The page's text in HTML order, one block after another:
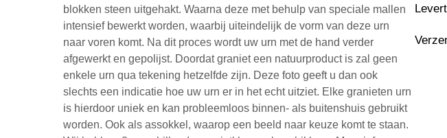
blokken steen uitgehakt. Waarna deze met behulp van speciale mallen
intensief bewerkt worden, waarbij uiteindelijk de vorm van deze urn
naar voren komt. Na dit proces wordt uw urn met de hand verder
afgewerkt en gepolijst. Doordat graniet een natuurproduct is zal geen
enkele urn qua tekening hetzelfde zijn. Deze foto geeft u dan ook
slechts een indicatie hoe uw urn er in het echt uitziet. Elke granieten urn
is hierdoor uniek en kan probleemloos binnen- als buitenshuis gebruikt
worden. Ook als assokkel, waarop een beeld naar keuze komt te staan.